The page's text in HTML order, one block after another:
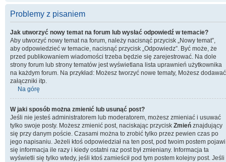
Problemy z pisaniem
Jak utworzyć nowy temat na forum lub wysłać odpowiedź w temacie?
Aby utworzyć nowy temat na forum, należy nacisnąć przycisk „Nowy temat”,
aby odpowiedzieć w temacie, nacisnąć przycisk „Odpowiedz”. Być może, że
przed publikowaniem wiadomości trzeba będzie się zarejestrować. Na dole
strony forum lub strony tematów jest wyświetlana lista uprawnień użytkownika
na każdym forum. Na przykład: Możesz tworzyć nowe tematy, Możesz dodawać
załączniki itp.
Na górę
W jaki sposób można zmienić lub usunąć post?
Jeśli nie jesteś administratorem lub moderatorem, możesz zmieniać i usuwać
tylko swoje posty. Możesz zmienić post, naciskając przycisk Zmień znajdujący
się przy danym poście. Czasami można to zrobić tylko przez pewien czas po
jego napisaniu. Jeżeli ktoś odpowiedział na ten post, pod twoim postem pojawi
się informacja ile razy i kiedy ostatni raz post był zmieniany. Informacja ta
wyświetli się tylko wtedy, jeśli ktoś zamieścił pod tym postem kolejny post. Jeśli